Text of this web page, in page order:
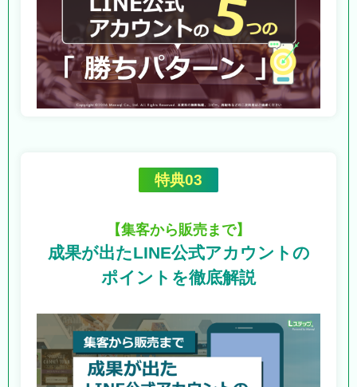
特典03
【集客から販売まで】
成果が出たLINE公式アカウントの
ポイントを徹底解説